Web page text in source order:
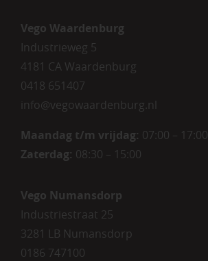
Vego Waardenburg
Industrieweg 5
4181 CA Waardenburg
0418 651407
info@vegowaardenburg.nl
Maandag t/m vrijdag: 07:00 – 17:00
Zaterdag: 08:30 – 15:00
Vego Numansdorp
Industriestraat 25
3281 LB Numansdorp
0186 747100